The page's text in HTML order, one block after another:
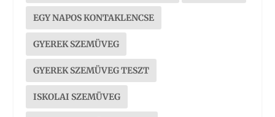
EGY NAPOS KONTAKLENCSE
GYEREK SZEMÜVEG
GYEREK SZEMÜVEG TESZT
ISKOLAI SZEMÜVEG